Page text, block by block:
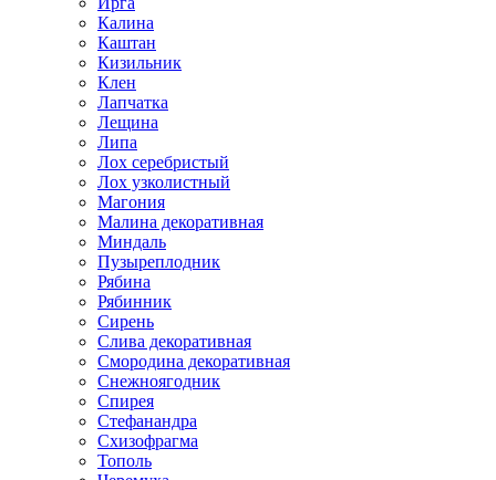
Калина
Каштан
Кизильник
Клен
Лапчатка
Лещина
Липа
Лох серебристый
Лох узколистный
Магония
Малина декоративная
Миндаль
Пузыреплодник
Рябина
Рябинник
Сирень
Слива декоративная
Смородина декоративная
Снежноягодник
Спирея
Стефанандра
Схизофрагма
Тополь